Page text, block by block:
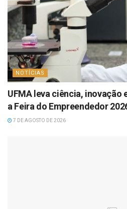
NOTÍCIAS
UFMA leva ciência, inovação
a Feira do Empreendedor
7 DE AGOSTO DE 2026